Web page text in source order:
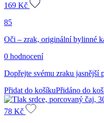
169 Kč
85
Oči – zrak, originální bylinné
0 hodnocení
Dopřejte svému zraku jasnější
Přidat do košíkuPřidáno do
78 Kč